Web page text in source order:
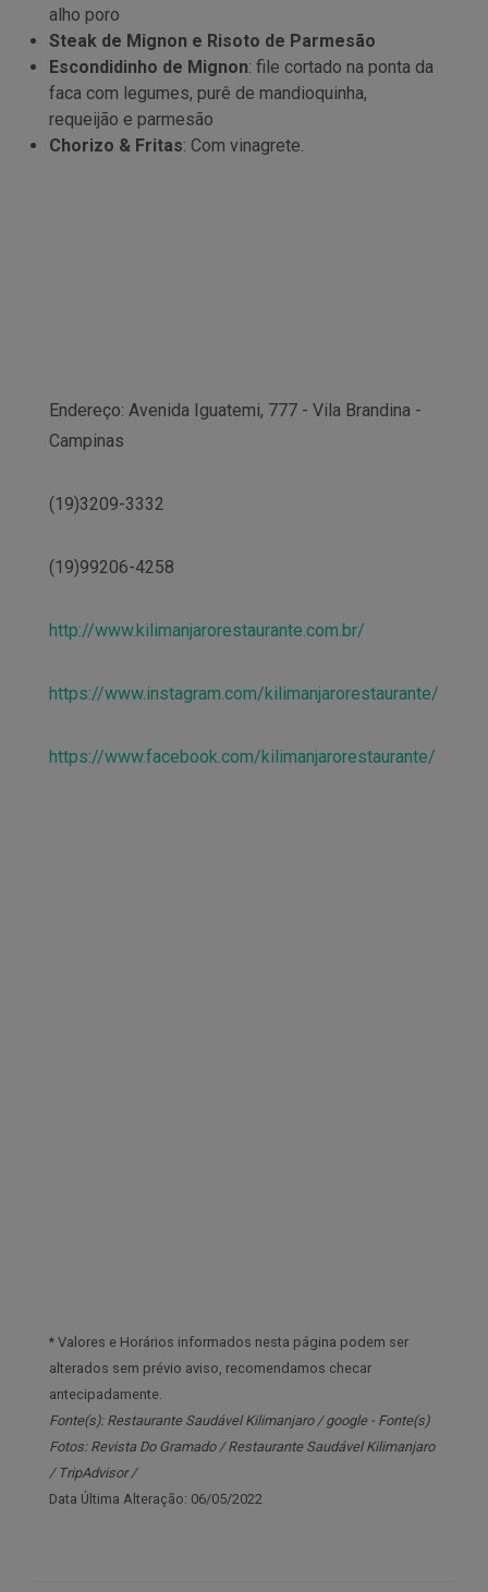
alho poro
Steak de Mignon e Risoto de Parmesão
Escondidinho de Mignon: file cortado na ponta da
faca com legumes, purê de mandioquinha,
requeijão e parmesão
Chorizo & Fritas: Com vinagrete.
Endereço: Avenida Iguatemi, 777 - Vila Brandina -
Campinas
(19)3209-3332
(19)99206-4258
http://www.kilimanjarorestaurante.com.br/
https://www.instagram.com/kilimanjarorestaurante/
https://www.facebook.com/kilimanjarorestaurante/
* Valores e Horários informados nesta página podem ser
alterados sem prévio aviso, recomendamos checar
antecipadamente.
Fonte(s): Restaurante Saudável Kilimanjaro / google - Fonte(s)
Fotos: Revista Do Gramado / Restaurante Saudável Kilimanjaro
/ TripAdvisor /
Data Última Alteração: 06/05/2022